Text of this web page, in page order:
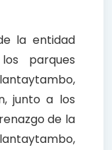
la entidad
parques
junto a los
de la